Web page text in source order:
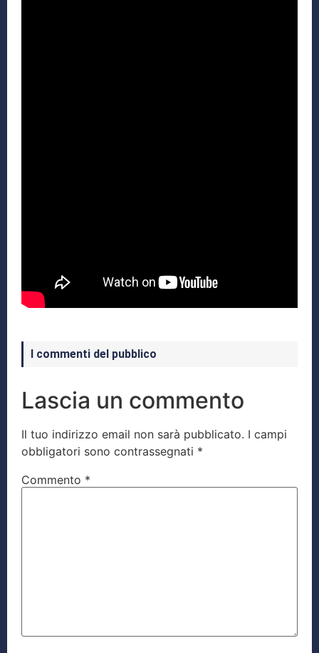
I commenti del pubblico
Lascia un commento
Il tuo indirizzo email non sarà pubblicato. I campi
obbligatori sono contrassegnati *
Commento *